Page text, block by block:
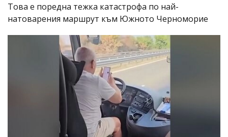
Това е поредна тежка катастрофа по най-
натоварения маршрут към Южното Черноморие